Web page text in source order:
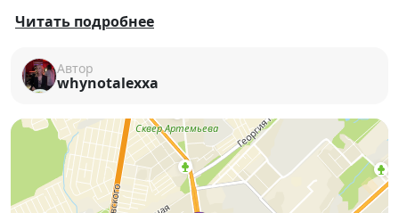
Лето — лучшее время, чтобы вдохнуть новую жизнь
любимцев. На фестивале вы сможете найти как
популярные, так и редкие виды растений, а также
экспертами.
Что вас ждёт:
— эффектные ароидные и изящные хойи
— пышные папоротники и классические фикусы
Читать подробнее
Автор
whynotalexxa